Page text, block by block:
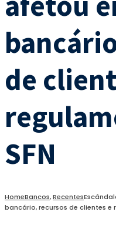
de
SFN
HomeBancos,Recentes
bancário, recursos de clientes e